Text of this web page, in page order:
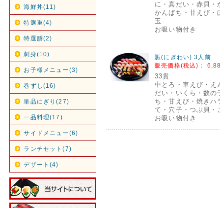
海鮮丼(11)
特選重(4)
特選膳(2)
刺身(10)
お子様メニュー(3)
巻ずし(16)
単品にぎり(27)
一品料理(17)
サイドメニュー(6)
ランチセット(7)
デザート(4)
に・真だい・赤貝
かんぱち・甘えび
玉
お吸い物付き
賑(にぎわい) 3人前
販売価格(税込)：
33貫
中とろ・車えび・え
だい・いくら・数
ち・甘えび・焼き
て・穴子・つぶ貝・
お吸い物付き